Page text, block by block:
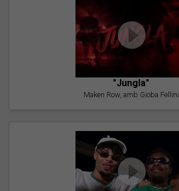
"Jungla"
Maken Row, amb Gioba Fellini